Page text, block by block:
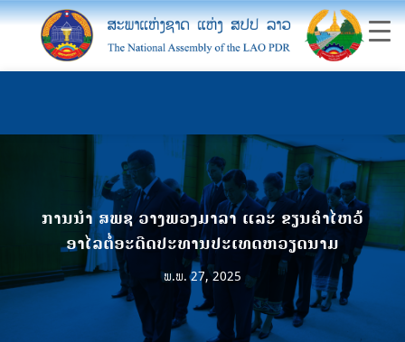
ການນຳ ສພຊ ວາງພວງມາລາ ແລະ ຂຽນຄຳໄຫວ້
ອາໄລຕໍ່ອະດີດປະທານປະເທດຫວຽດນາມ
ພ.ພ. 27, 2025